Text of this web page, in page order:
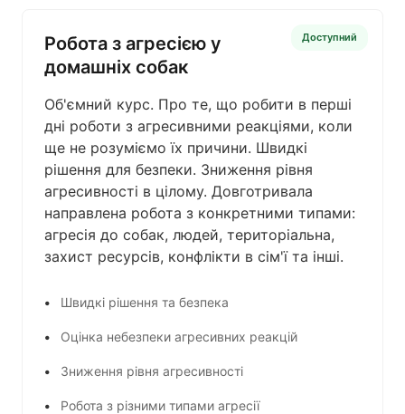
Доступний
Робота з агресією у
домашніх собак
Об'ємний курс. Про те, що робити в перші
дні роботи з агресивними реакціями, коли
ще не розуміємо їх причини. Швидкі
рішення для безпеки. Зниження рівня
агресивності в цілому. Довготривала
направлена робота з конкретними типами:
агресія до собак, людей, територіальна,
захист ресурсів, конфлікти в сім'ї та інші.
Швидкі рішення та безпека
Оцінка небезпеки агресивних реакцій
Зниження рівня агресивності
Робота з різними типами агресії